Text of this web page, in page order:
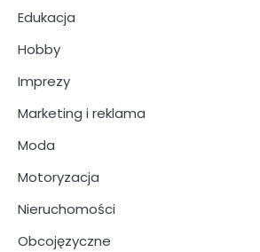
Edukacja
Hobby
Imprezy
Marketing i reklama
Moda
Motoryzacja
Nieruchomości
Obcojęzyczne